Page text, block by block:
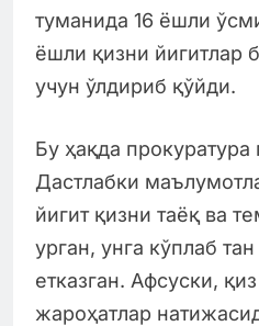
туманида 16 ёшли
ёшли қизни йигитлар
учун ўлдириб қўйди.
Бу ҳақда
Дастлабки
йигит қизни таёқ ва
урган, унга кўплаб
етказган. Афсуски,
жароҳатлар